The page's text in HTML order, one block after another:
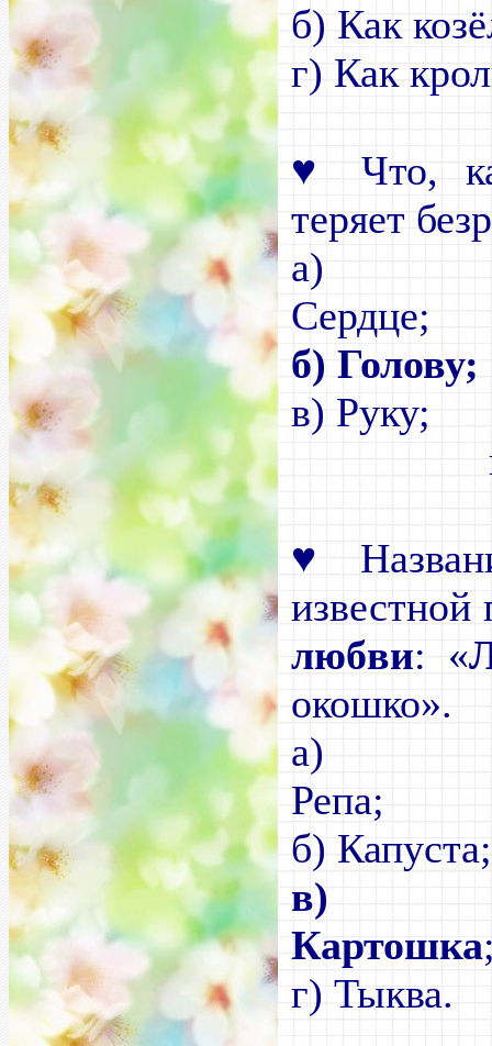
б)
г) Как
♥
Что,
теряет
а)
б) Голову;
в)
г)
♥
известной
любви: «
окошко».
а)
б) Капуста;
в)
Картошка
г) Тыква.